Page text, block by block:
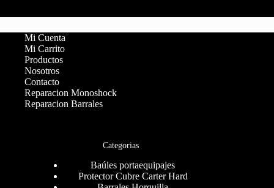
Mi Cuenta
Mi Carrito
Productos
Nosotros
Contacto
Reparacion Monoshock
Reparacion Barrales
Categorias
Baúles portaequipajes
Protector Cubre Carter Hard